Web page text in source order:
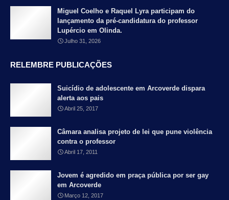
Miguel Coelho e Raquel Lyra participam do
lançamento da pré-candidatura do professor
Lupércio em Olinda.
Julho 31, 2026
RELEMBRE PUBLICAÇÕES
Suicídio de adolescente em Arcoverde dispara
alerta aos pais
Abril 25, 2017
Câmara analisa projeto de lei que pune violência
contra o professor
Abril 17, 2011
Jovem é agredido em praça pública por ser gay
em Arcoverde
Março 12, 2017